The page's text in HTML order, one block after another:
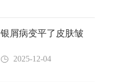
银屑病变平了皮肤皱
2025-12-04